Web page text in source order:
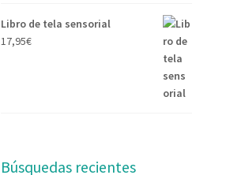
Libro de tela sensorial
17,95€
Búsquedas recientes